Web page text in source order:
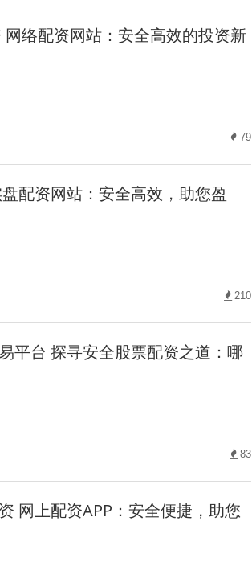
网络配资网站：安全高效的投资新
79
配资网站：安全高效，助您盈
210
平台 探寻安全股票配资之道：哪
83
网上配资APP：安全便捷，助您